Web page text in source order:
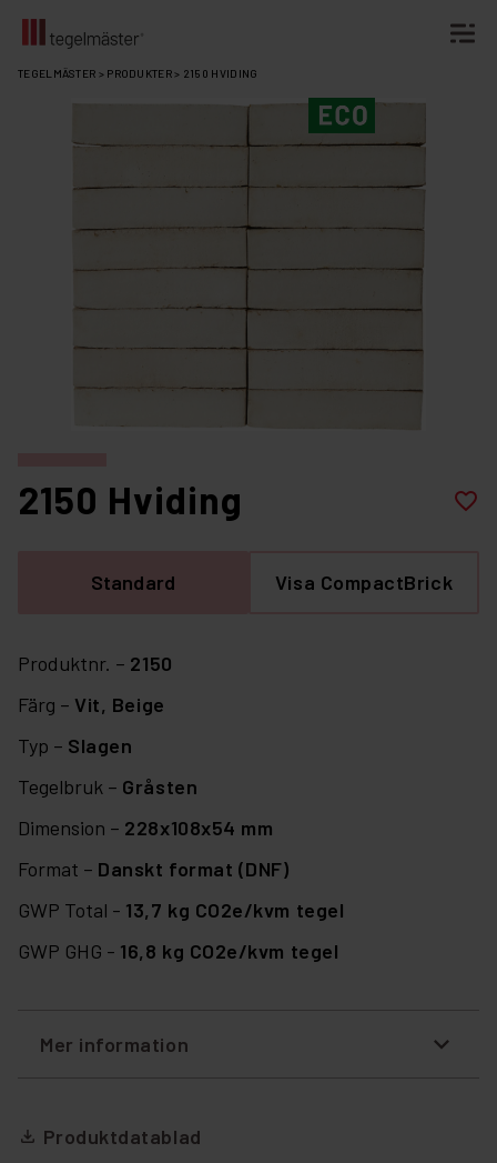
Fortsätt
TEGELMÄSTER > PRODUKTER> 2150 HVIDING
2150 Hviding favorite_border
Standard Visa CompactBrick
Produktnr. – 2150
Färg – Vit, Beige
Typ – Slagen
Tegelbruk – Gråsten
Dimension – 228x108x54 mm
Format – Danskt format (DNF)
GWP Total - 13,7 kg CO2e/kvm tegel
GWP GHG - 16,8 kg CO2e/kvm tegel
Mer information
file_download Produktdatablad